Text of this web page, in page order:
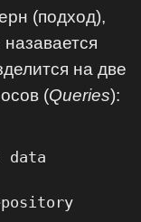
(подход),
на две
(Queries):